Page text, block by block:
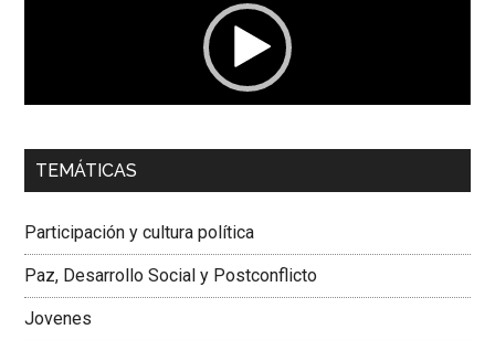
00:00 01:04
Dra. Carolina Corcho Mejía,Presidenta Corporación
Colombiana
TEMÁTICAS
Participación y cultura política
Paz, Desarrollo Social y Postconflicto
Jovenes